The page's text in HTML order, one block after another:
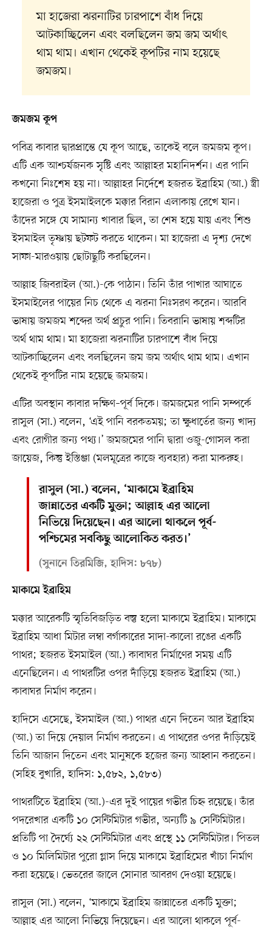
মা হাজেরা ঝরনাটির চারপাশে বাঁধ দিয়ে
আটকাচ্ছিলেন এবং বলছিলেন জম জম অর্থাৎ
থাম থাম। এখান থেকেই কূপটির নাম হয়েছে
জমজম।
জমজম কূপ
পবিত্র কাবার দ্বারপ্রান্তে যে কূপ আছে, তাকেই বলে জমজম কূপ।
এটি এক আশ্চর্যজনক সৃষ্টি এবং আল্লাহর মহানিদর্শন। এর পানি
কখনো নিঃশেষ হয় না। আল্লাহর নির্দেশে হজরত ইব্রাহিম (আ.) স্ত্রী
হাজেরা ও পুত্র ইসমাইলকে মক্কার বিরান এলাকায় রেখে যান।
তাঁদের সঙ্গে যে সামান্য খাবার ছিল, তা শেষ হয়ে যায় এবং শিশু
ইসমাইল তৃষ্ণায় ছটফট করতে থাকেন। মা হাজেরা এ দৃশ্য দেখে
সাফা-মারওয়ায় ছোটাছুটি করছিলেন।
আল্লাহ জিবরাইল (আ.)-কে পাঠান। তিনি তাঁর পাখার আঘাতে
ইসমাইলের পায়ের নিচ থেকে এ ঝরনা নিঃসরণ করেন। আরবি
ভাষায় জমজম শব্দের অর্থ প্রচুর পানি। তিবরানি ভাষায় শব্দটির
অর্থ থাম থাম। মা হাজেরা ঝরনাটির চারপাশে বাঁধ দিয়ে
আটকাচ্ছিলেন এবং বলছিলেন জম জম অর্থাৎ থাম থাম। এখান
থেকেই কূপটির নাম হয়েছে জমজম।
এটির অবস্থান কাবার দক্ষিণ–পূর্ব দিকে। জমজমের পানি সম্পর্কে
রাসুল (সা.) বলেন, ‘এই পানি বরকতময়; তা ক্ষুধার্তের জন্য খাদ্য
এবং রোগীর জন্য পথ্য।’ জমজমের পানি দ্বারা ওজু-গোসল করা
জায়েজ, কিন্তু ইস্তিঞ্জা (মলমূত্রের কাজে ব্যবহার) করা মাকরুহ।
রাসুল (সা.) বলেন, ‘মাকামে ইব্রাহিম
জান্নাতের একটি মুক্তা; আল্লাহ এর আলো
নিভিয়ে দিয়েছেন। এর আলো থাকলে পূর্ব-
পশ্চিমের সবকিছু আলোকিত করত।’
(সুনানে তিরমিজি, হাদিস: ৮৭৮)
মাকামে ইব্রাহিম
মক্কার আরেকটি স্মৃতিবিজড়িত বস্তু হলো মাকামে ইব্রাহিম। মাকামে
ইব্রাহিম আধা মিটার লম্বা বর্গাকারের সাদা-কালো রঙের একটি
পাথর; হজরত ইসমাইল (আ.) কাবাঘর নির্মাণের সময় এটি
এনেছিলেন। এ পাথরটির ওপর দাঁড়িয়ে হজরত ইব্রাহিম (আ.)
কাবাঘর নির্মাণ করেন।
হাদিসে এসেছে, ইসমাইল (আ.) পাথর এনে দিতেন আর ইব্রাহিম
(আ.) তা দিয়ে দেয়াল নির্মাণ করতেন। এ পাথরের ওপর দাঁড়িয়েই
তিনি আজান দিতেন এবং মানুষকে হজের জন্য আহ্বান করতেন।
(সহিহ বুখারি, হাদিস: ১,৫৮২, ১,৫৮৩)
পাথরটিতে ইব্রাহিম (আ.)-এর দুই পায়ের গভীর চি‎হ্ন রয়েছে। তাঁর
পদরেখার একটি ১০ সেন্টিমিটার গভীর, অন্যটি ৯ সেন্টিমিটার।
প্রতিটি পা দৈর্ঘ্যে ২২ সেন্টিমিটার এবং প্রস্থে ১১ সেন্টিমিটার। পিতল
ও ১০ মিলিমিটার পুরো গ্লাস দিয়ে মাকামে ইব্রাহিমের খাঁচা নির্মাণ
করা হয়েছে। ভেতরের জালে সোনার আবরণ দেওয়া হয়েছে।
রাসুল (সা.) বলেন, ‘মাকামে ইব্রাহিম জান্নাতের একটি মুক্তা;
আল্লাহ এর আলো নিভিয়ে দিয়েছেন। এর আলো থাকলে পূর্ব-